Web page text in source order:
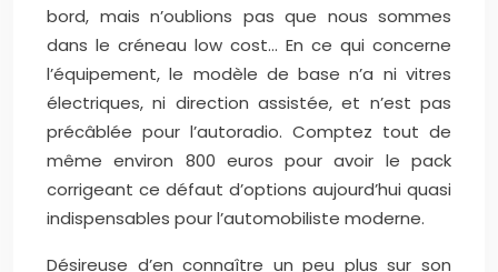
bord, mais n’oublions pas que nous sommes
dans le créneau low cost… En ce qui concerne
l’équipement, le modèle de base n’a ni vitres
électriques, ni direction assistée, et n’est pas
précâblée pour l’autoradio. Comptez tout de
même environ 800 euros pour avoir le pack
corrigeant ce défaut d’options aujourd’hui quasi
indispensables pour l’automobiliste moderne.
Désireuse d’en connaître un peu plus sur son